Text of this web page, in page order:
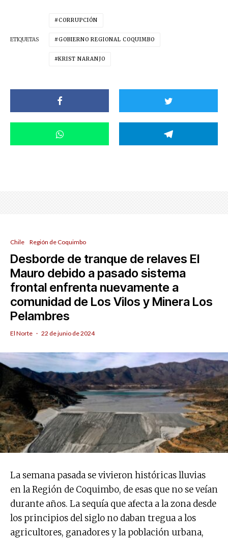
ETIQUETAS
CORRUPCIÓN
GOBIERNO REGIONAL COQUIMBO
KRIST NARANJO
Chile Región de Coquimbo
Desborde de tranque de relaves El
Mauro debido a pasado sistema
frontal enfrenta nuevamente a
comunidad de Los Vilos y Minera Los
Pelambres
El Norte · 22 de junio de 2024
La semana pasada se vivieron históricas lluvias
en la Región de Coquimbo, de esas que no se veían
durante años. La sequía que afecta a la zona desde
los principios del siglo no daban tregua a los
agricultores, ganadores y la población urbana,